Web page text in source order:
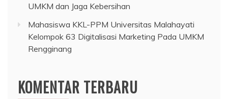
UMKM dan Jaga Kebersihan
Mahasiswa KKL-PPM Universitas Malahayati
Kelompok 63 Digitalisasi Marketing Pada UMKM
Rengginang
KOMENTAR TERBARU